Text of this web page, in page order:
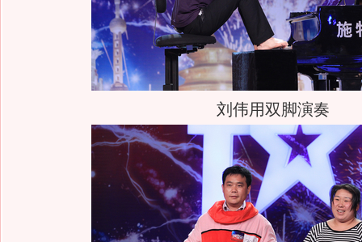
刘伟用双脚演奏